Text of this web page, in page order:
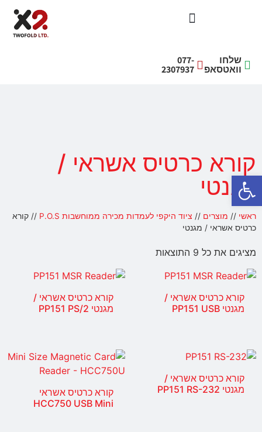
פתח סרגל נגישות
שלחו
וואטסאפ
077-
2307937
קורא כרטיס אשראי /
מגנטי
ראשי // מוצרים // ציוד היקפי לעמדות מכירה ממוחשבות P.O.S // קורא
כרטיס אשראי / מגנטי
מציגים את כל ⁦9⁩ התוצאות
קורא כרטיס אשראי /
מגנטי PP151 USB
קורא כרטיס אשראי /
מגנטי PP151 PS/2
קורא כרטיס אשראי /
מגנטי PP151 RS-232
קורא כרטיס אשראי
HCC750 USB Mini